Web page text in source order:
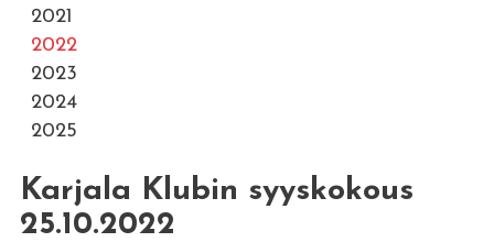
2021
2022
2023
2024
2025
Karjala Klubin syyskokous
25.10.2022